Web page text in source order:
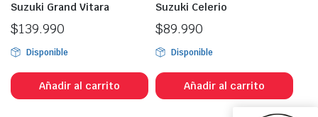
Suzuki Grand Vitara
$139.990
Disponible
Añadir al carrito
Suzuki Celerio
$89.990
Disponible
Añadir al carrito